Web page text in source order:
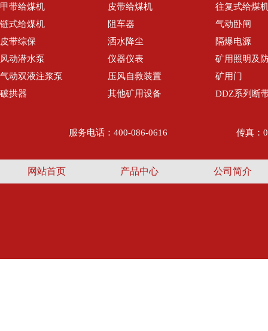
甲带给煤机 皮带给煤机
往复式给煤
链式给煤机
阻车器
气动卧闸
皮带综保
洒水降尘
隔爆电源
风动潜水泵
仪器仪表
矿用照明及
气动双液注浆泵
压风自救装置
矿用门
破拱器
其他矿用设备 DDZ系列断
服务电话：400-086-0616 传真：
网站首页 产品中心 公司简介